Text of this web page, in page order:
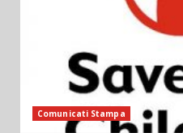
Comunicati Stampa